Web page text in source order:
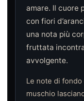
amare. Il cuore
con fiori
una nota più
fruttata
avvolgente.
Le note di
muschio